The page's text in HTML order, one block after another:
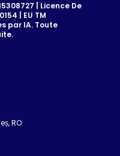
| Licence De
| EU TM
par IA. Toute
RO